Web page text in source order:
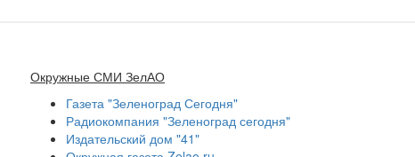
Окружные СМИ ЗелАО
Газета "Зеленоград Сегодня"
Радиокомпания "Зеленоград сегодня"
Издательский дом "41"